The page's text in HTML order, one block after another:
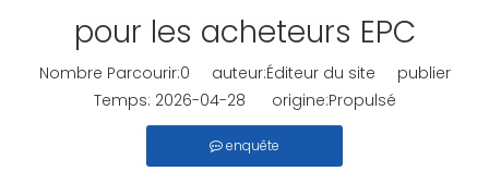
pour les acheteurs EPC
Nombre Parcourir:0 auteur:Éditeur du site publier
Temps: 2026-04-28 origine:Propulsé
enquête